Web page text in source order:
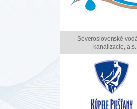
Severoslovenské
kanalizácie, a.s.